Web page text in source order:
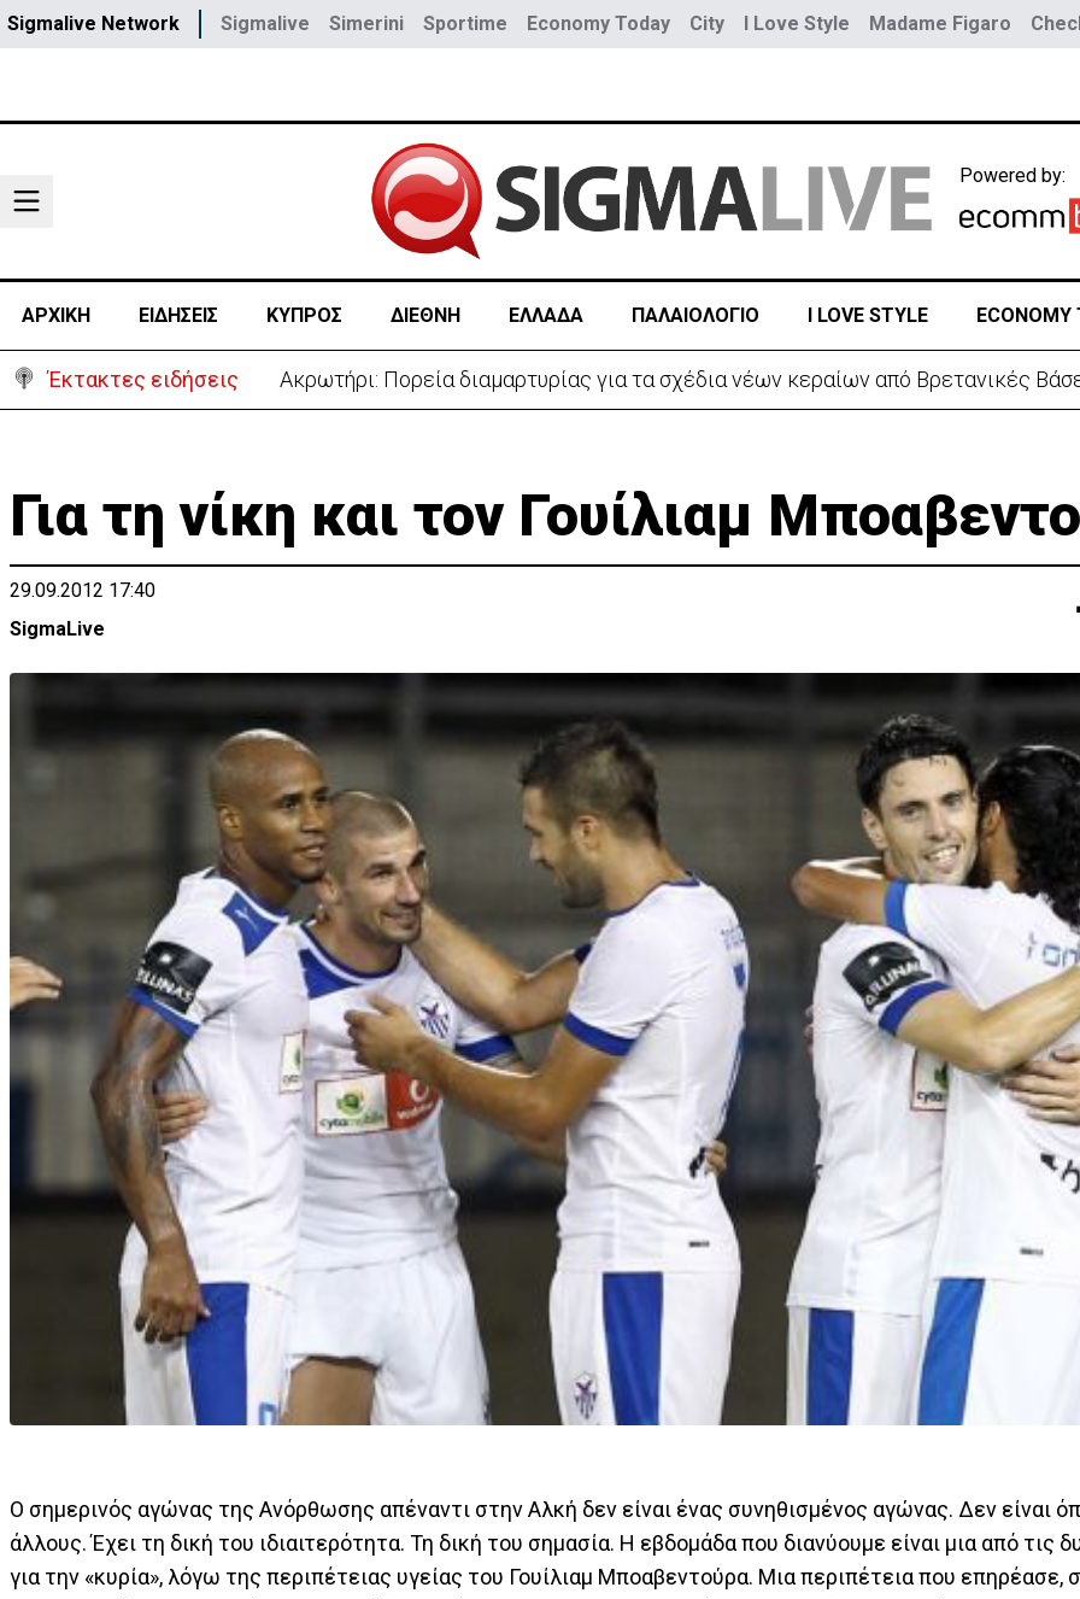
Sigmalive Network Sigmalive Simerini Sportime Economy Today City I Love Style Madame Figaro
Powered by:
ΑΡΧΙΚΗ ΕΙΔΗΣΕΙΣ ΚΥΠΡΟΣ ΔΙΕΘΝΗ ΕΛΛΑΔΑ ΠΑΛΑΙΟΛΟΓΙΟ I LOVE STYLE ECONOMY
Έκτακτες ειδήσεις «Πόλεμος» Σάντσεθ-Μελόνι λόγω της Θέουτα: Ελέγχους και από Ισπανία στα
Για τη νίκη και τον Γουίλιαμ
29.09.2012 17:40
SigmaLive
Ο σημερινός αγώνας της Ανόρθωσης απέναντι στην Αλκή δεν είναι ένας συνηθισμένος αγώνας. Δεν είναι
άλλους. Έχει τη δική του ιδιαιτερότητα. Τη δική του σημασία. Η εβδομάδα που διανύουμε είναι μια από τις
για την «κυρία», λόγω της περιπέτειας υγείας του Γουίλιαμ Μποαβεντούρα. Μια περιπέτεια που επηρέασε,